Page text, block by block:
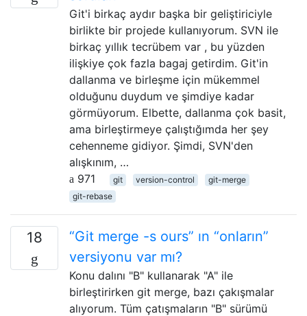
Git'i birkaç aydır başka bir geliştiriciyle
birlikte bir projede kullanıyorum. SVN ile
birkaç yıllık tecrübem var , bu yüzden
ilişkiye çok fazla bagaj getirdim. Git'in
dallanma ve birleşme için mükemmel
olduğunu duydum ve şimdiye kadar
görmüyorum. Elbette, dallanma çok basit,
ama birleştirmeye çalıştığımda her şey
cehenneme gidiyor. Şimdi, SVN'den
alışkınım, …
971
git version-control
git-merge
git-rebase
18
“Git merge -s ours” ın “onların”
versiyonu var mı?
Konu dalını "B" kullanarak "A" ile
birleştirirken git merge, bazı çakışmalar
alıyorum. Tüm çatışmaların "B" sürümü